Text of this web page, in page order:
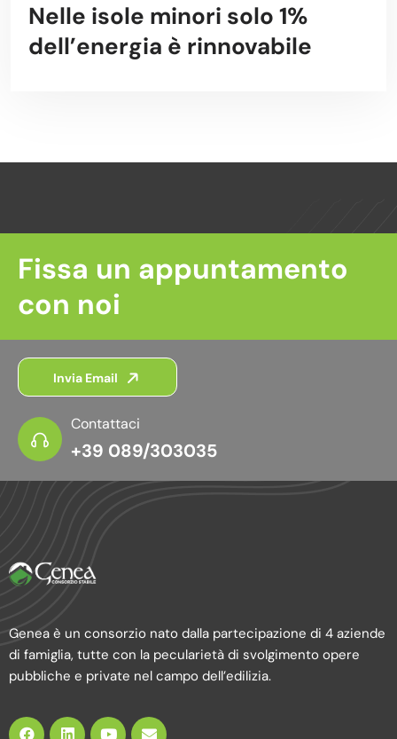
Nelle isole minori solo 1%
dell’energia è rinnovabile
Fissa un appuntamento
con noi
Invia Email
Contattaci
+39 089/303035
Genea è un consorzio nato dalla partecipazione di 4 aziende
di famiglia, tutte con la pecularietà di svolgimento opere
pubbliche e private nel campo dell’edilizia.